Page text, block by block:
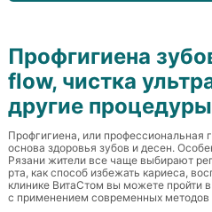
Профгигиена
flow, чистка
другие
Профгигиена, или профессиональная
основа здоровья зубов и десен.
Рязани жители все чаще выбирают
рта, как способ избежать кариеса,
клинике ВитаСтом вы можете пройти
с применением современных методов